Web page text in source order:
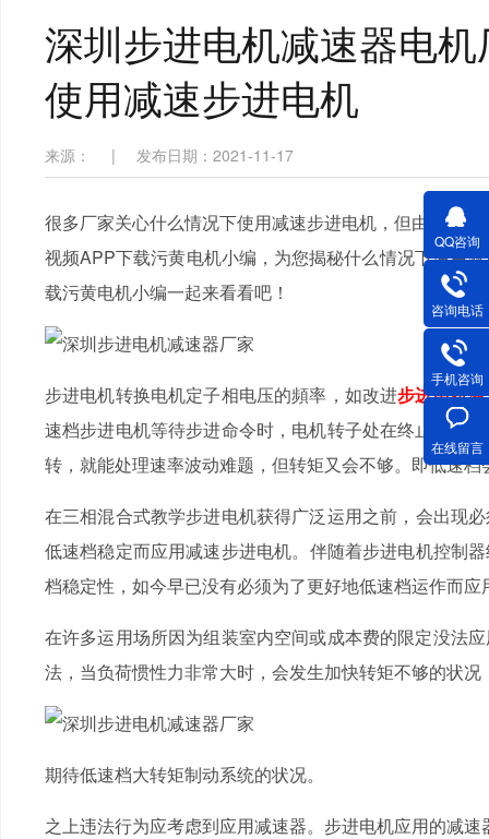
深圳步进电机减速器电
使用减速步进电机
来源： | 发布日期：2021-11-17
很多厂家关心什么情况下使用减速步进电机，但由于太专
视频APP下载污黄电机小编，为您揭秘什么情况下使用
载污黄电机小编一起来看看吧！
步进电机转换电机定子相电压的頻率，如改进步进电机
速档步进电机等待步进命令时，电机转子处在终止情况
转，就能处理速率波动难题，但转矩又会不够。即低速
在三相混合式教学步进电机获得广泛运用之前，会出
低速档稳定而应用减速步进电机。伴随着步进电机控
档稳定性，如今早已没有必须为了更好地低速档运作而应
在许多运用场所因为组装室内空间或成本费的限定没法
法，当负荷惯性力非常大时，会发生加快转矩不够的状
期待低速档大转矩制动系统的状况。
之上违法行为应考虑到应用减速器。步进电机应用的减速器
QQ咨询
咨询电话
手机咨询
在线留言